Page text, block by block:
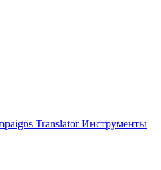
TranslatorИнструменты